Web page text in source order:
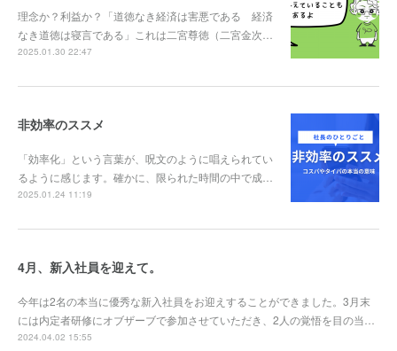
理念か？利益か？「道徳なき経済は害悪である 経済
なき道徳は寝言である」これは二宮尊徳（二宮金次…
2025.01.30 22:47
非効率のススメ
「効率化」という言葉が、呪文のように唱えられてい
るように感じます。確かに、限られた時間の中で成…
2025.01.24 11:19
4月、新入社員を迎えて。
今年は2名の本当に優秀な新入社員をお迎えすることができました。3月末
には内定者研修にオブザーブで参加させていただき、2人の覚悟を目の当…
2024.04.02 15:55